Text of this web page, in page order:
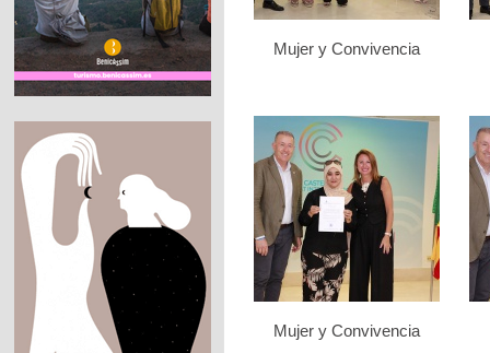
Mujer y Convivencia
Mujer y Convivencia